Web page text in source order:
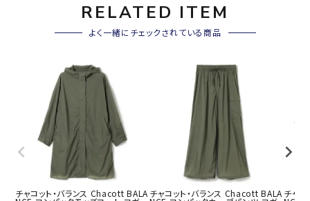
RELATED ITEM
よく一緒にチェックされている商品
チャコット・バランス Chacott BALA チャコット・バランス Chacott BALA チャ